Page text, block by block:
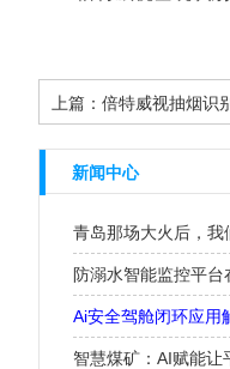
上篇： 倍特威视抽烟识
新闻中心
青岛那场大火后，我
防溺水智能监控平台
Ai安全驾舱闭环应用
智慧煤矿：AI赋能让